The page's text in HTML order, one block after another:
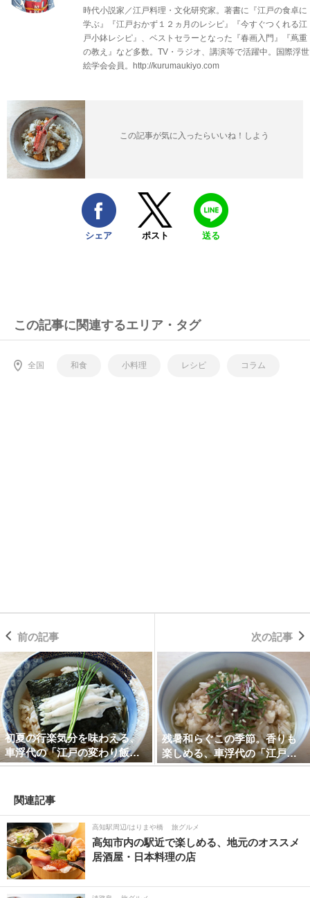
時代小説家／江戸料理・文化研究家。著書に『江戸の食卓に
学ぶ』『江戸おかず１２ヵ月のレシピ』『今すぐつくれる江
戸小鉢レシピ』、ベストセラーとなった『春画入門』『蔦重
の教え』など多数。TV・ラジオ、講演等で活躍中。国際浮世
絵学会会員。http://kurumaukiyo.com
この記事が気に入ったらいいね！しよう
シェア ポスト 送る
この記事に関連するエリア・タグ
全国 和食 小料理 レシピ コラム
前の記事
初夏の行楽気分を味わえる、
車浮代の「江戸の変わり飯…
次の記事
残暑和らぐこの季節。香りも
楽しめる、車浮代の「江戸…
関連記事
高知駅周辺/はりまや橋 旅グルメ
高知市内の駅近で楽しめる、地元のオススメ
居酒屋・日本料理の店